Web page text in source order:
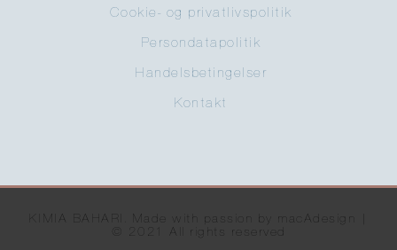
Cookie- og privatlivspolitik
Persondatapolitik
Handelsbetingelser
Kontakt
KIMIA BAHARI. Made with passion by macAdesign |
© 2021 All rights reserved​